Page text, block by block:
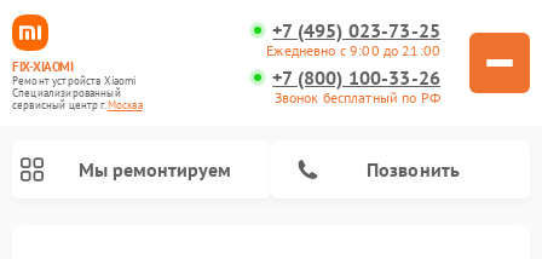
FIX-XIAOMI
Ремонт устройств Xiaomi
Специализированный
cервисный центр г.Москва
+7 (495) 023-73-25
Ежедневно с 9:00 до 21:00
+7 (800) 100-33-26
Звонок бесплатный по РФ
Мы ремонтируем Позвонить